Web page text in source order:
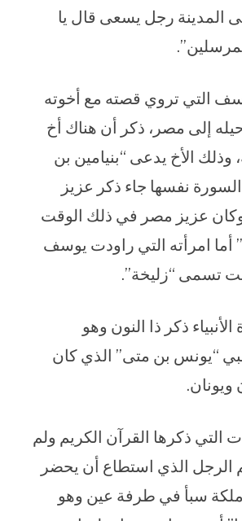
المدينة رجل يسعى قال يا
التي تروي قصته مع أخوته
إلى مصر، ذكر أن هناك أخ
الأخ يدعى “بنيامين بن
نفسها جاء ذكر عزيز
عزيز مصر في ذلك الوقت
أما امرأته التي راودت يوسف
تسمى “زليخة”.
ذكر ذا النون وهو
“يونس بن متى” الذي كان
ويونان.
ذكرها القرآن الكريم ولم
الرجل الذي استطاع أن يحضر
سبأ في طرفة عين وهو